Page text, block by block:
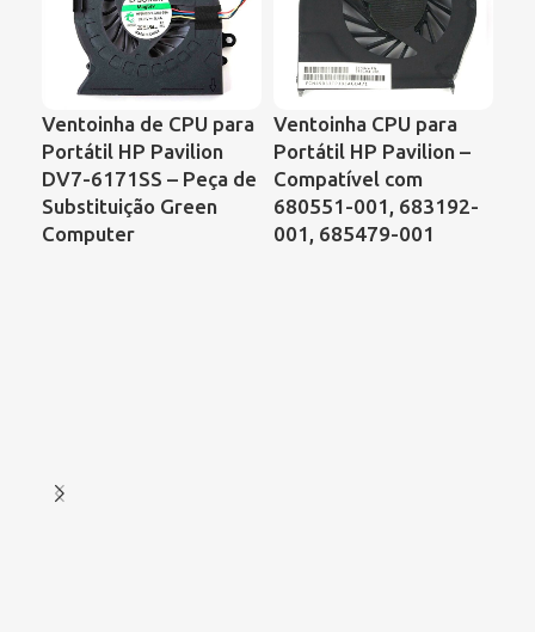
Ventoinha de CPU para
Portátil HP Pavilion
DV7-6171SS – Peça de
Substituição Green
Computer
Ventoinha CPU para
Portátil HP Pavilion –
Compatível com
680551-001, 683192-
001, 685479-001